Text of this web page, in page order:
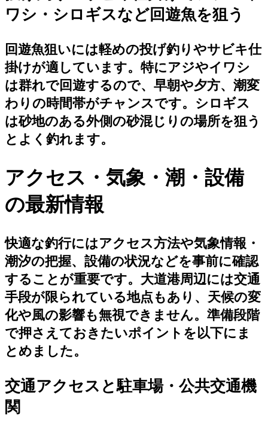
ワシ・シロギスなど回遊魚を狙う
回遊魚狙いには軽めの投げ釣りやサビキ仕
掛けが適しています。特にアジやイワシ
は群れで回遊するので、早朝や夕方、潮変
わりの時間帯がチャンスです。シロギス
は砂地のある外側の砂混じりの場所を狙う
とよく釣れます。
アクセス・気象・潮・設備
の最新情報
快適な釣行にはアクセス方法や気象情報・
潮汐の把握、設備の状況などを事前に確認
することが重要です。大道港周辺には交通
手段が限られている地点もあり、天候の変
化や風の影響も無視できません。準備段階
で押さえておきたいポイントを以下にま
とめました。
交通アクセスと駐車場・公共交通機
関